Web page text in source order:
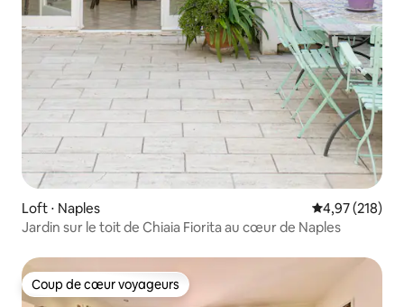
Loft ⋅ Naples Évaluation
4,97 (218)
Jardin sur le toit de Chiaia Fiorita au cœur de Naples
Coup de cœur voyageurs
Coup de cœur voyageurs